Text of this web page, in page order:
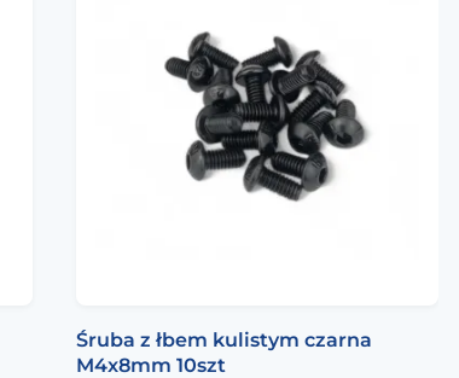
Śruba z łbem kulistym czarna
M4x8mm 10szt